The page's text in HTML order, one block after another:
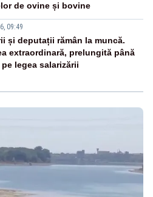
de ovine și bovine
09:49
și deputații rămân la muncă.
extraordinară, prelungită până
legea salarizării